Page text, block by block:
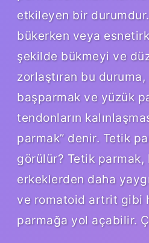
etkileyen bir
bükerken veya
şekilde bükmeyi ve
zorlaştıran bu
başparmak ve yüzük
tendonların
parmak” denir. Tetik
görülür? Tetik parmak,
erkeklerden daha
ve romatoid artrit gibi
parmağa yol açabilir.